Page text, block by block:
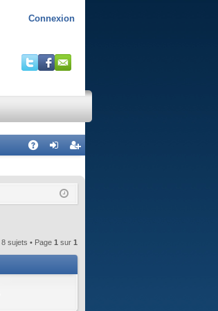
Connexion
8 sujets • Page 1 sur 1